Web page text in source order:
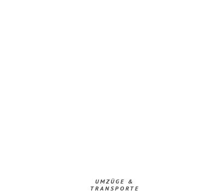
UMZÜGE &
TRANSPORTE